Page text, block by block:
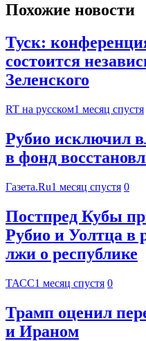
Похожие новости
Туск:
состоится
Зеленского
RT на русском1 месяц спустя
Рубио исключил
в фонд
Газета.Ru1 месяц спустя 0
Постпред Кубы
Рубио и Уолтца в
лжи о республике
ТАСС1 месяц спустя 0
Трамп оценил
и Ираном